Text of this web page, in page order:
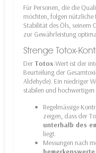
Für Personen, die die
möchten, folgen
Stabilität des Öls, seinem
zur Gewährleistung
Strenge Totox-
DerTotox-Wert ist der
Beurteilung der
Aldehyde). Ein niedriger
stabilen und hochwertigen
Regelmässige
zeigen, dass der
unterhalb des
liegt.
Messungen nach